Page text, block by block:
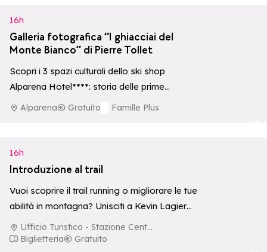
16h
Galleria fotografica “I ghiacciai del
Monte Bianco” di Pierre Tollet
Scopri i 3 spazi culturali dello ski shop
Alparena Hotel****: storia delle prime
ascensioni, ecosistemi d'alta quota e una
Alparena Gratuito
Famille Plus
16h
Introduzione al trail
Vuoi scoprire il trail running o migliorare le tue
abilità in montagna? Unisciti a Kevin Lagier
per un corso introduttivo…
Ufficio Turistico - Stazione Centrale
Biglietteria
Gratuito